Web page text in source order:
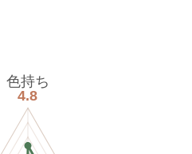
色持ち
4.8